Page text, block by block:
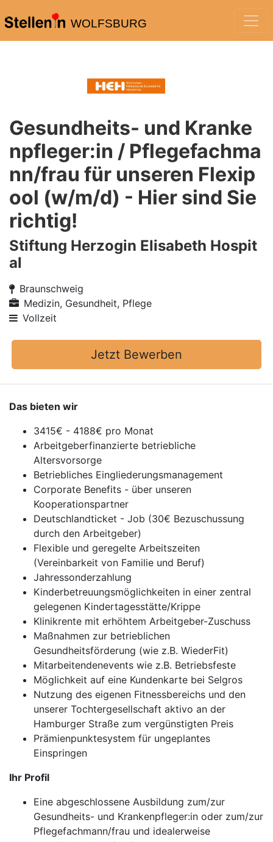
WOLFSBURG
Gesundheits- und Kranke
npfleger:in / Pflegefachma
nn/frau für unseren Flexip
ool (w/m/d) - Hier sind Sie
richtig!
Stiftung Herzogin Elisabeth Hospit
al
Braunschweig
Medizin, Gesundheit, Pflege
Vollzeit
Jetzt Bewerben
Das bieten wir
3415€ - 4188€ pro Monat
Arbeitgeberfinanzierte betriebliche
Altersvorsorge
Betriebliches Eingliederungsmanagement
Corporate Benefits - über unseren
Kooperationspartner
Deutschlandticket - Job (30€ Bezuschussung
durch den Arbeitgeber)
Flexible und geregelte Arbeitszeiten
(Vereinbarkeit von Familie und Beruf)
Jahressonderzahlung
Kinderbetreuungsmöglichkeiten in einer zentral
gelegenen Kindertagesstätte/Krippe
Klinikrente mit erhöhtem Arbeitgeber-Zuschuss
Maßnahmen zur betrieblichen
Gesundheitsförderung (wie z.B. WiederFit)
Mitarbeitendenevents wie z.B. Betriebsfeste
Möglichkeit auf eine Kundenkarte bei Selgros
Nutzung des eigenen Fitnessbereichs und den
unserer Tochtergesellschaft aktivo an der
Hamburger Straße zum vergünstigten Preis
Prämienpunktesystem für ungeplantes
Einspringen
Ihr Profil
Eine abgeschlossene Ausbildung zum/zur
Gesundheits- und Krankenpfleger:in oder zum/zur
Pflegefachmann/frau und idealerweise